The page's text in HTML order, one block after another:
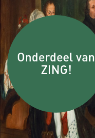
Onderdeel van
ZING!